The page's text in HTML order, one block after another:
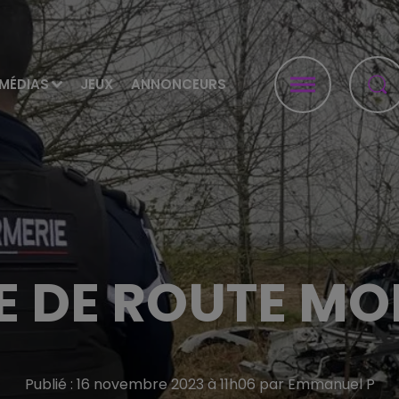
JEUX ANNONCEURS
DE ROUTE
Publié : 16 novembre 2023 à 11h06 par Emmanuel P